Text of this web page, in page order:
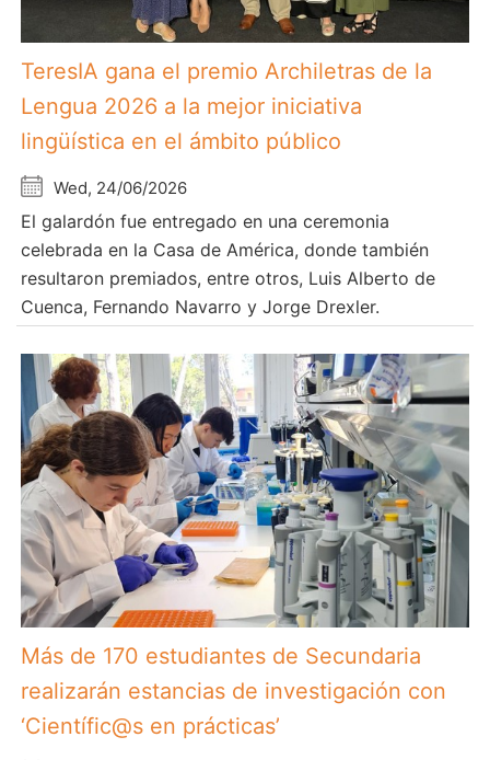
TeresIA gana el premio Archiletras de la
Lengua 2026 a la mejor iniciativa
lingüística en el ámbito público
Wed, 24/06/2026
El galardón fue entregado en una ceremonia
celebrada en la Casa de América, donde también
resultaron premiados, entre otros, Luis Alberto de
Cuenca, Fernando Navarro y Jorge Drexler.
Más de 170 estudiantes de Secundaria
realizarán estancias de investigación con
‘Científic@s en prácticas’